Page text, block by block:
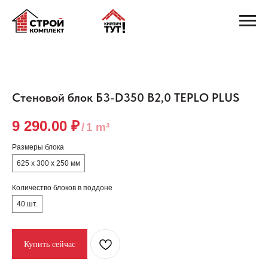
Стеновой блок Б3-D350 В2,0 TEPLO PLUS
9 290.00 ₽/1 m³
Размеры блока
625 х 300 х 250 мм
Количество блоков в поддоне
40 шт.
Купить сейчас